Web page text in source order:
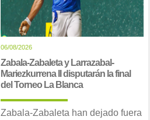
06/08/2026
Zabala-Zabaleta y Larrazabal-
Mariezkurrena II disputarán la final
del Torneo La Blanca
Zabala-Zabaleta han dejado fuera